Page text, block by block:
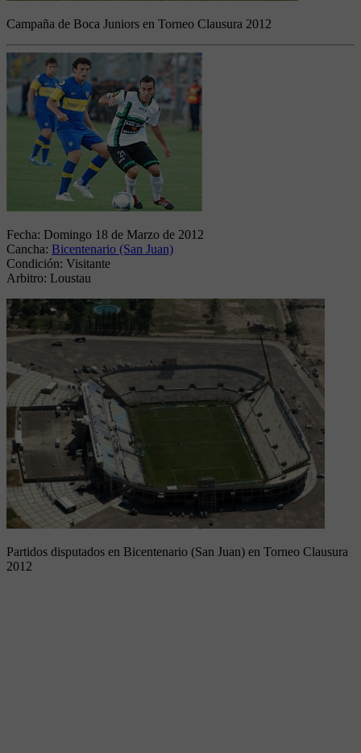
Campaña de Boca Juniors en Torneo Clausura 2012
Fecha: Domingo 18 de Marzo de 2012
Cancha: Bicentenario (San Juan)
Condición: Visitante
Arbitro: Loustau
Partidos disputados en Bicentenario (San Juan) en Torneo Clausura
2012